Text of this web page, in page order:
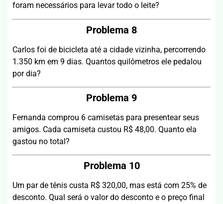
foram necessários para levar todo o leite?
Problema 8
Carlos foi de bicicleta até a cidade vizinha, percorrendo
1.350 km em 9 dias. Quantos quilômetros ele pedalou
por dia?
Problema 9
Fernanda comprou 6 camisetas para presentear seus
amigos. Cada camiseta custou R$ 48,00. Quanto ela
gastou no total?
Problema 10
Um par de tênis custa R$ 320,00, mas está com 25% de
desconto. Qual será o valor do desconto e o preço final